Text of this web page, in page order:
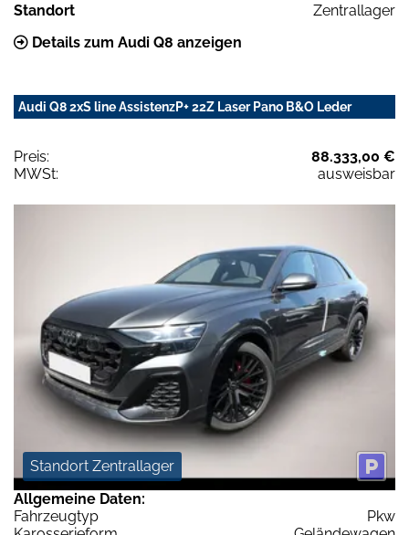
Standort
Zentrallager
Details zum Audi Q8 anzeigen
Audi Q8 2xS line AssistenzP+ 22Z Laser Pano B&O Leder
Preis:
88.333,00 €
MWSt:
ausweisbar
Standort Zentrallager
Allgemeine Daten:
Fahrzeugtyp
Pkw